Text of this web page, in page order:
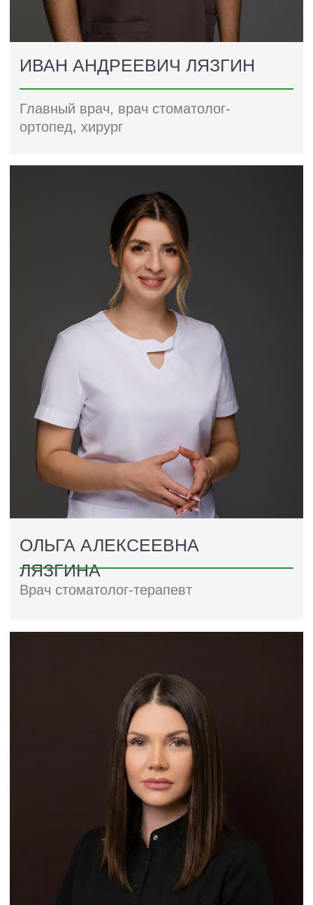
Врач стоматолог-гигиенист
МЕЗЕНЦЕВА ЛЮБОВЬ
ЕВГЕНЬЕВНА